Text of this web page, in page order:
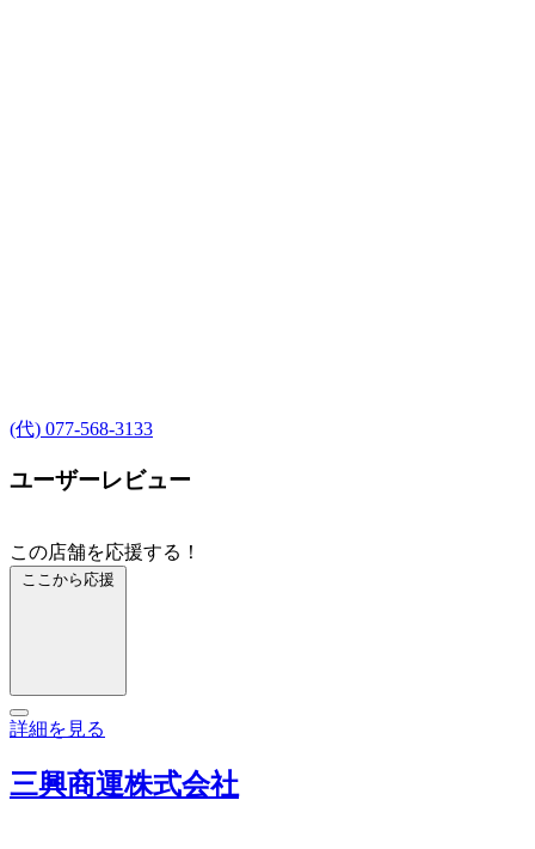
(代) 077-568-3133
ユーザーレビュー
この店舗を応援する！
ここから応援
詳細を見る
三興商運株式会社